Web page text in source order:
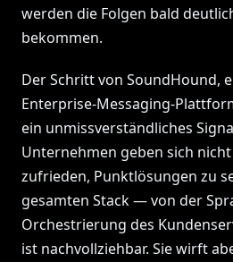
werden die Folgen bald
bekommen.
Der Schritt von SoundHound,
Enterprise-Messaging-
ein unmissverständliches
Unternehmen geben sich
zufrieden, Punktlösungen zu
gesamten Stack — von der
Orchestrierung des
ist nachvollziehbar. Sie wirft